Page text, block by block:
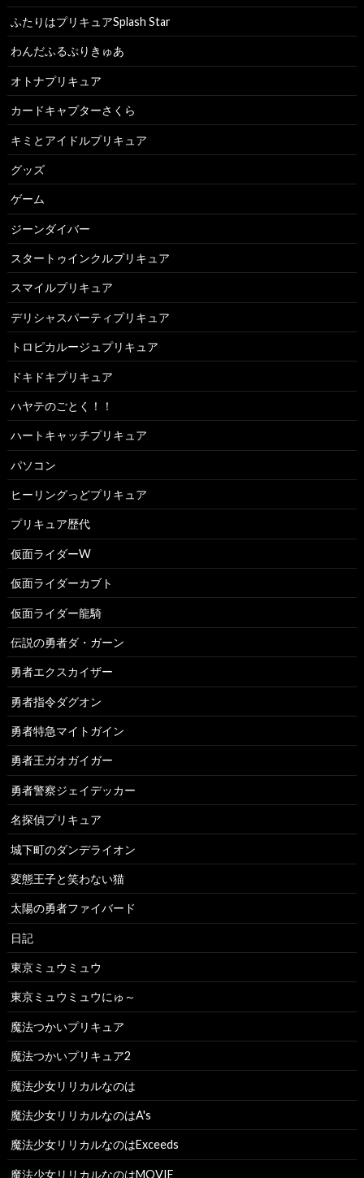
ふたりはプリキュアSplash Star
わんだふるぷりきゅあ
オトナプリキュア
カードキャプターさくら
キミとアイドルプリキュア
グッズ
ゲーム
ジーンダイバー
スタートゥインクルプリキュア
スマイルプリキュア
デリシャスパーティプリキュア
トロピカルージュプリキュア
ドキドキプリキュア
ハヤテのごとく！！
ハートキャッチプリキュア
パソコン
ヒーリングっどプリキュア
プリキュア歴代
仮面ライダーW
仮面ライダーカブト
仮面ライダー龍騎
伝説の勇者ダ・ガーン
勇者エクスカイザー
勇者指令ダグオン
勇者特急マイトガイン
勇者王ガオガイガー
勇者警察ジェイデッカー
名探偵プリキュア
城下町のダンデライオン
変態王子と笑わない猫
太陽の勇者ファイバード
日記
東京ミュウミュウ
東京ミュウミュウにゅ～
魔法つかいプリキュア
魔法つかいプリキュア2
魔法少女リリカルなのは
魔法少女リリカルなのはA's
魔法少女リリカルなのはExceeds
魔法少女リリカルなのはMOVIE